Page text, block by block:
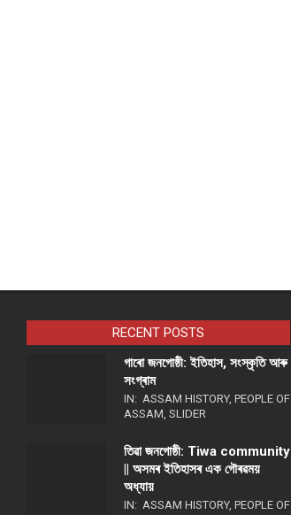
RECENT POSTS
গাৰো জনগোষ্ঠী: ইতিহাস, সংস্কৃতি আৰু
সংগ্ৰাম
IN: ASSAM HISTORY, PEOPLE OF
ASSAM, SLIDER
তিৱা জনগোষ্ঠী: Tiwa community
|| অসমৰ ইতিহাসৰ এক গৌৰৱময়
অধ্যায়
IN: ASSAM HISTORY, PEOPLE OF